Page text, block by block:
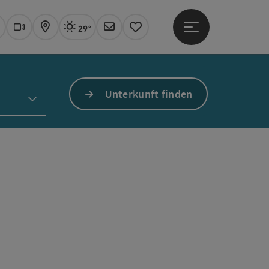
Webcams
KarteAktuelles Wetter Linz, sonnig
29°
Newsletter
Merkzettel
Hauptmenü öffnen
Unterkunft finden